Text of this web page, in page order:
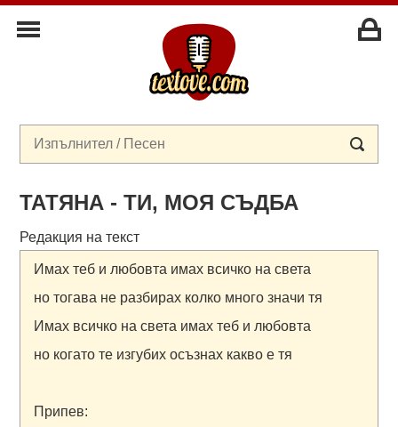
ТАТЯНА - ТИ, МОЯ СЪДБА
Редакция на текст